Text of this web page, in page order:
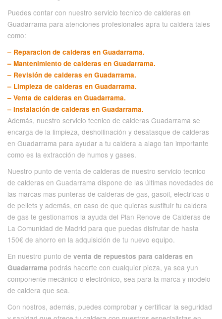
Puedes contar con nuestro servicio tecnico de calderas en
Guadarrama para atenciones profesionales apra tu caldera tales
como:
– Reparacion de calderas en Guadarrama.
– Mantenimiento de calderas en Guadarrama.
– Revisión de calderas en Guadarrama.
– Limpieza de calderas en Guadarrama.
– Venta de calderas en Guadarrama.
– Instalación de calderas en Guadarrama.
Además, nuestro servicio tecnico de calderas Guadarrama se
encarga de la limpieza, deshollinación y desatasque de calderas
en Guadarrama para ayudar a tu caldera a alago tan importante
como es la extracción de humos y gases.
Nuestro punto de venta de calderas de nuestro servicio tecnico
de calderas en Guadarrama dispone de las últimas novedades de
las marcas mas punteras de calderas de gas, gasoil, electricas o
de pellets y además, en caso de que quieras sustituir tu caldera
de gas te gestionamos la ayuda del Plan Renove de Calderas de
La Comunidad de Madrid para que puedas disfrutar de hasta
150€ de ahorro en la adquisición de tu nuevo equipo.
En nuestro punto de venta de repuestos para calderas en
Guadarrama podrás hacerte con cualquier pieza, ya sea yun
componente mecánico o electrónico, sea para la marca y modelo
de caldera que sea.
Con nostros, además, puedes comprobar y certificar la seguridad